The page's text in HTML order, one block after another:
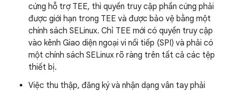
cứng hỗ trợ TEE, thì quyền truy cập phần cứng phải
được giới hạn trong TEE và được bảo vệ bằng một
chính sách SELinux. Chỉ TEE mới có quyền truy cập
vào kênh Giao diện ngoại vi nối tiếp (SPI) và phải có
một chính sách SELinux rõ ràng trên tất cả các tệp
thiết bị.
Việc thu thập, đăng ký và nhận dạng vân tay phải